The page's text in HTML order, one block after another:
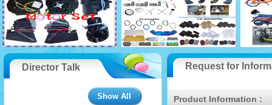
Request for
Product Information :
Director Talk
Show All